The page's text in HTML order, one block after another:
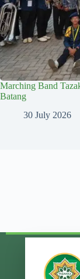
Marching Band
Batang
30 July 2026